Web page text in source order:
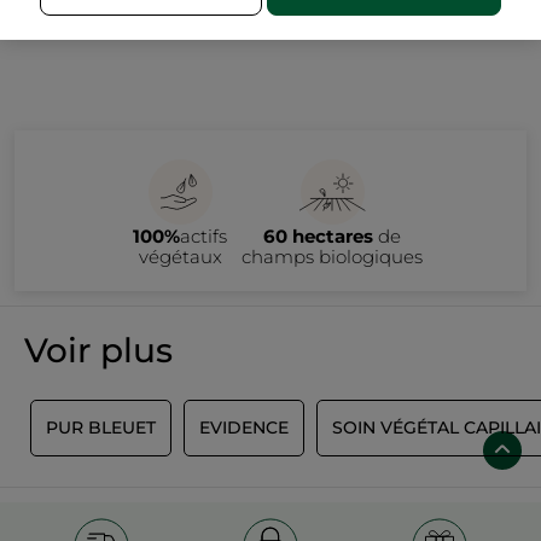
100%actifs
végétaux
60 hectares de
champs biologiques
Voir plus
PUR BLEUET EVIDENCE SOIN VÉGÉTAL